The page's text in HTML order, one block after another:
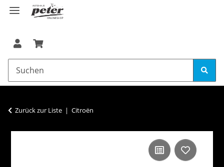
Zurück zur Liste Citroën